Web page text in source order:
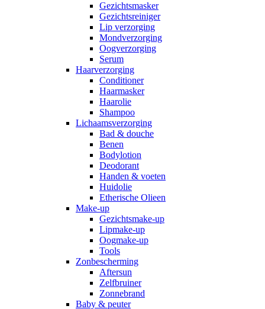
Gezichtsmasker
Gezichtsreiniger
Lip verzorging
Mondverzorging
Oogverzorging
Serum
Haarverzorging
Conditioner
Haarmasker
Haarolie
Shampoo
Lichaamsverzorging
Bad & douche
Benen
Bodylotion
Deodorant
Handen & voeten
Huidolie
Etherische Olieen
Make-up
Gezichtsmake-up
Lipmake-up
Oogmake-up
Tools
Zonbescherming
Aftersun
Zelfbruiner
Zonnebrand
Baby & peuter